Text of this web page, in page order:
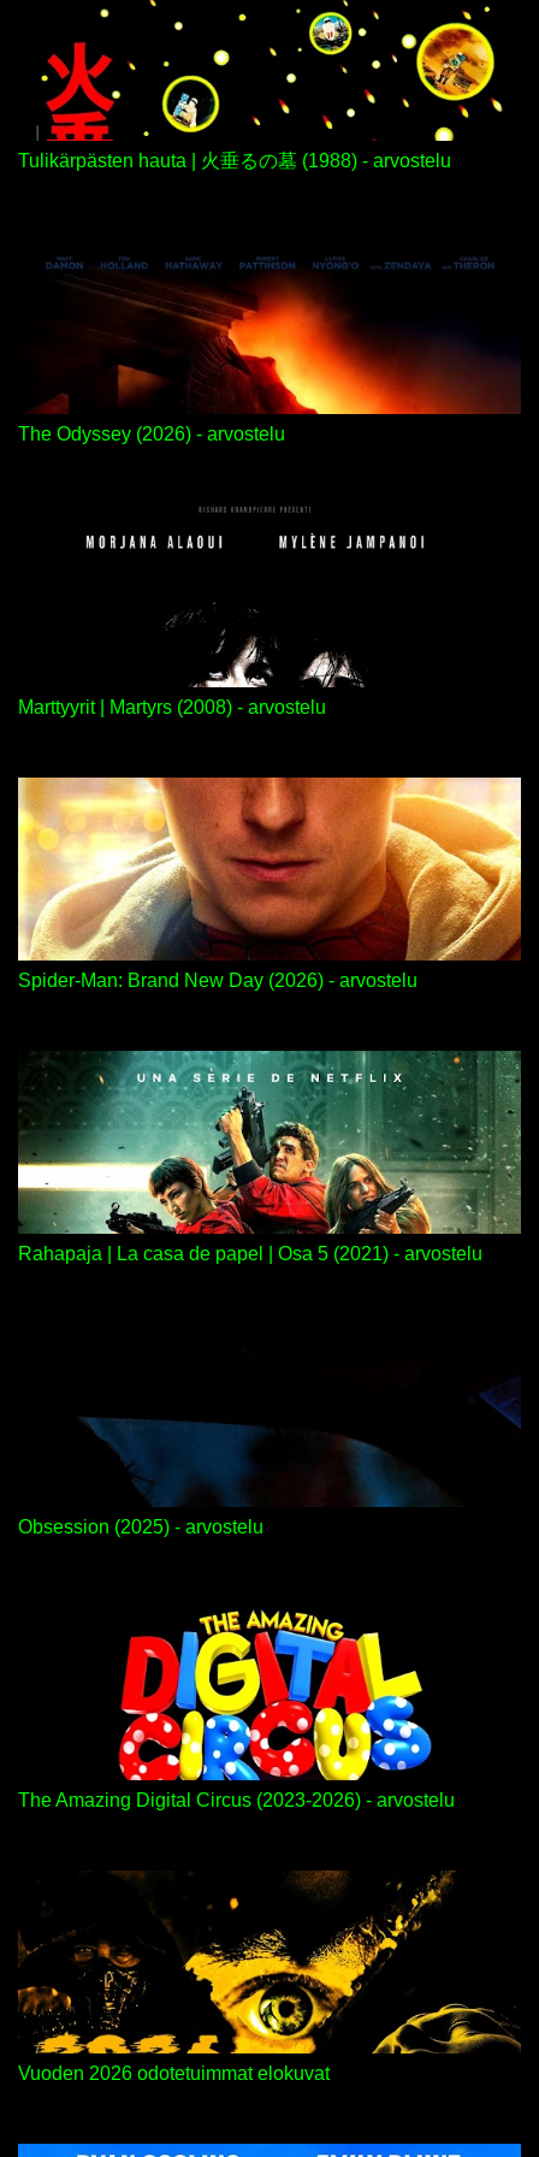
Tulikärpästen hauta | 火垂るの墓 (1988) - arvostelu
The Odyssey (2026) - arvostelu
Marttyyrit | Martyrs (2008) - arvostelu
Spider-Man: Brand New Day (2026) - arvostelu
Rahapaja | La casa de papel | Osa 5 (2021) - arvostelu
Obsession (2025) - arvostelu
The Amazing Digital Circus (2023-2026) - arvostelu
Vuoden 2026 odotetuimmat elokuvat